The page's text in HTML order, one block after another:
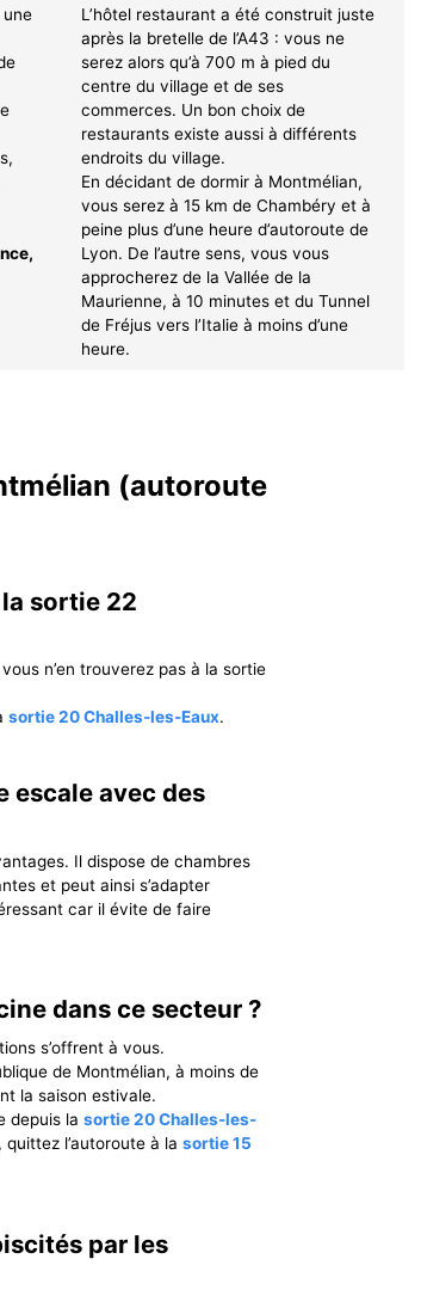
une
L’hôtel restaurant a été construit juste
après la bretelle de l’A43 : vous ne
serez alors qu’à 700 m à pied du
centre du village et de ses
commerces. Un bon choix de
restaurants existe aussi à différents
endroits du village.
En décidant de dormir à Montmélian,
vous serez à 15 km de Chambéry et à
peine plus d’une heure d’autoroute de
Lyon. De l’autre sens, vous vous
approcherez de la Vallée de la
Maurienne, à 10 minutes et du Tunnel
de Fréjus vers l’Italie à moins d’une
heure.
(autoroute
sortie 22
n’en trouverez pas à la sortie
sortie 20 Challes-les-Eaux.
escale avec des
Il dispose de chambres
et peut ainsi s’adapter
car il évite de faire
dans ce secteur ?
s’offrent à vous.
de Montmélian, à moins de
la saison estivale.
depuis lasortie 20 Challes-les-
quittez l’autoroute à lasortie 15
par les